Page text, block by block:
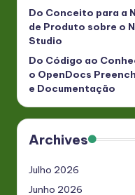
Do Conceito para a
de Produto sobre o
Studio
Do Código ao
o OpenDocs
e Documentação
Archives
Julho 2026
Junho 2026